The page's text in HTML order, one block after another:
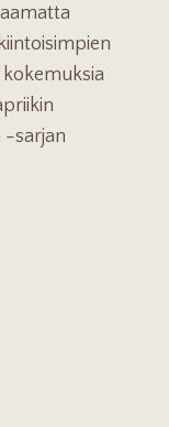
-sarjan